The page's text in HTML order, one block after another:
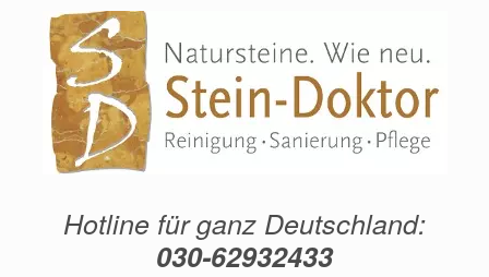
springen
Hotline für ganz Deutschland:
030-62932433